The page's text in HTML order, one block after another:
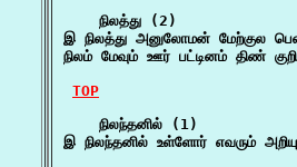
    நிலத்து (2)
இ நிலத்து அனுலோமன் மேற்குல
நிலம் மேவும் ஊர் பட்டினம் திண்
TOP
    நிலந்தனில் (1)
இ நிலந்தனில் உள்ளோர் எவரும்